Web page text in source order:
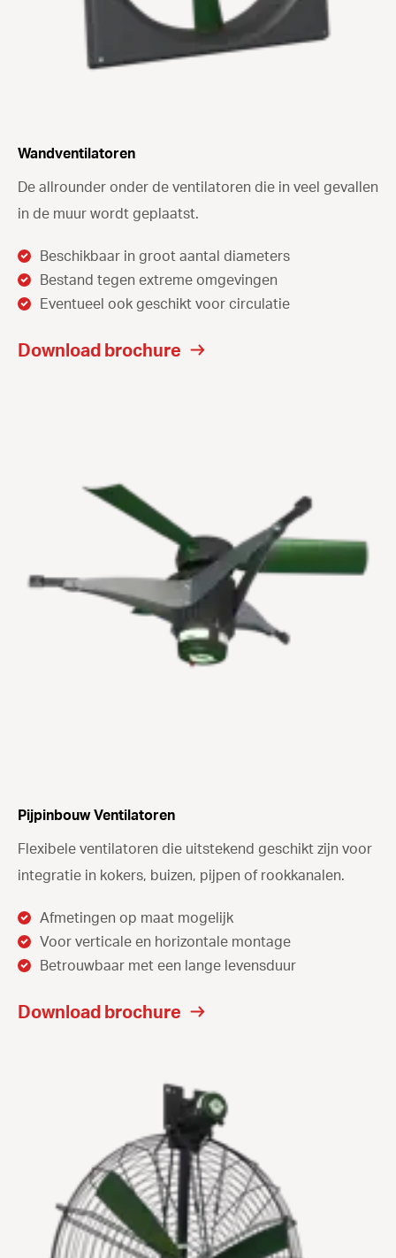
Wandventilatoren
De allrounder onder de ventilatoren die in veel gevallen
in de muur wordt geplaatst.
Beschikbaar in groot aantal diameters
Bestand tegen extreme omgevingen
Eventueel ook geschikt voor circulatie
Download brochure
Pijpinbouw Ventilatoren
Flexibele ventilatoren die uitstekend geschikt zijn voor
integratie in kokers, buizen, pijpen of rookkanalen.
Afmetingen op maat mogelijk
Voor verticale en horizontale montage
Betrouwbaar met een lange levensduur
Download brochure